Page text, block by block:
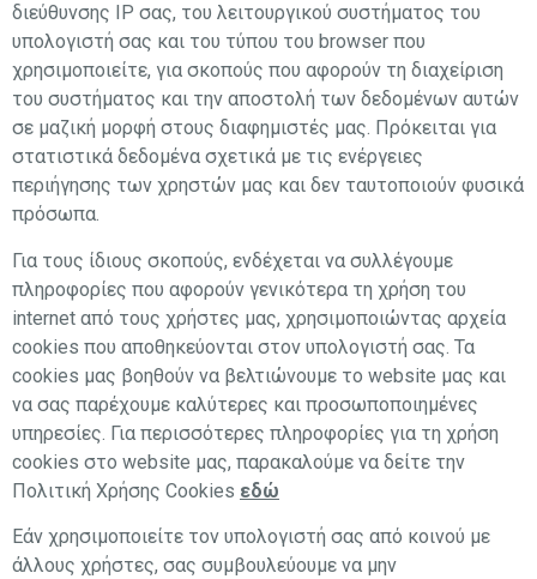
διεύθυνσης ΙΡ σας, του λειτουργικού συστήματος του
υπολογιστή σας και του τύπου του browser που
χρησιμοποιείτε, για σκοπούς που αφορούν τη διαχείριση
του συστήματος και την αποστολή των δεδομένων αυτών
σε μαζική μορφή στους διαφημιστές μας. Πρόκειται για
στατιστικά δεδομένα σχετικά με τις ενέργειες
περιήγησης των χρηστών μας και δεν ταυτοποιούν φυσικά
πρόσωπα.
Για τους ίδιους σκοπούς, ενδέχεται να συλλέγουμε
πληροφορίες που αφορούν γενικότερα τη χρήση του
internet από τους χρήστες μας, χρησιμοποιώντας αρχεία
cookies που αποθηκεύονται στον υπολογιστή σας. Τα
cookies μας βοηθούν να βελτιώνουμε το website μας και
να σας παρέχουμε καλύτερες και προσωποποιημένες
υπηρεσίες. Για περισσότερες πληροφορίες για τη χρήση
cookies στο website μας, παρακαλούμε να δείτε την
Πολιτική Χρήσης Cookies εδώ
Εάν χρησιμοποιείτε τον υπολογιστή σας από κοινού με
άλλους χρήστες, σας συμβουλεύουμε να μην